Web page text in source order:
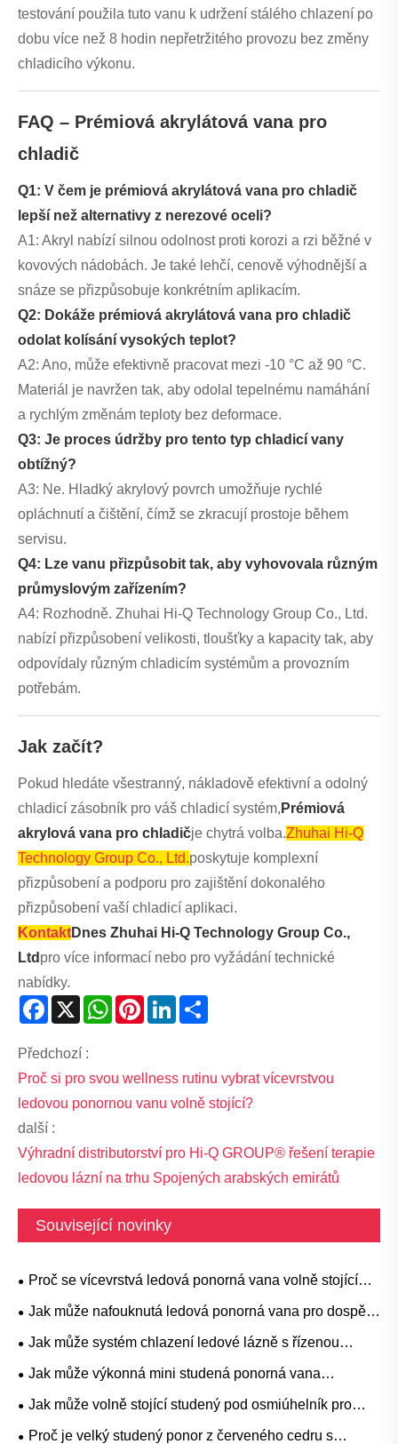
testování použila tuto vanu k udržení stálého chlazení po
dobu více než 8 hodin nepřetržitého provozu bez změny
chladicího výkonu.
FAQ – Prémiová akrylátová vana pro
chladič
Q1: V čem je prémiová akrylátová vana pro chladič
lepší než alternativy z nerezové oceli?
A1: Akryl nabízí silnou odolnost proti korozi a rzi běžné v
kovových nádobách. Je také lehčí, cenově výhodnější a
snáze se přizpůsobuje konkrétním aplikacím.
Q2: Dokáže prémiová akrylátová vana pro chladič
odolat kolísání vysokých teplot?
A2: Ano, může efektivně pracovat mezi -10 °C až 90 °C.
Materiál je navržen tak, aby odolal tepelnému namáhání
a rychlým změnám teploty bez deformace.
Q3: Je proces údržby pro tento typ chladicí vany
obtížný?
A3: Ne. Hladký akrylový povrch umožňuje rychlé
opláchnutí a čištění, čímž se zkracují prostoje během
servisu.
Q4: Lze vanu přizpůsobit tak, aby vyhovovala různým
průmyslovým zařízením?
A4: Rozhodně. Zhuhai Hi-Q Technology Group Co., Ltd.
nabízí přizpůsobení velikosti, tloušťky a kapacity tak, aby
odpovídaly různým chladicím systémům a provozním
potřebám.
Jak začít?
Pokud hledáte všestranný, nákladově efektivní a odolný
chladicí zásobník pro váš chladicí systém, Prémiová
akrylová vana pro chladičje chytrá volba.Zhuhai Hi-Q
Technology Group Co., Ltd.poskytuje komplexní
přizpůsobení a podporu pro zajištění dokonalého
přizpůsobení vaší chladicí aplikaci.
KontaktDnes Zhuhai Hi-Q Technology Group Co.,
Ltd pro více informací nebo pro vyžádání technické
nabídky.
Facebook
X WhatsAppPinterestLinkedIn
Předchozí :
Proč si pro svou wellness rutinu vybrat vícevrstvou
ledovou ponornou vanu volně stojící?
další :
Výhradní distributorství pro Hi-Q GROUP® řešení terapie
ledovou lázní na trhu Spojených arabských emirátů
Související novinky
Proč se vícevrstvá ledová ponorná vana volně stojící
stává preferovanou volbou pro moderní terapii
Jak může nafouknutá ledová ponorná vana pro dospělé
pro chlazení ledové lázně zlepšit váš zážitek z terapie
Jak může systém chlazení ledové lázně s řízenou
teplotou zlepšit regeneraci a výkon
Jak může výkonná mini studená ponorná vana
komerční třídy proměnit moderní rutiny regenerace a
Jak může volně stojící studený pod osmiúhelník pro
ledovou lázeň změnit vaši rutinu zotavení a wellness
Proč je velký studený ponor z červeného cedru s